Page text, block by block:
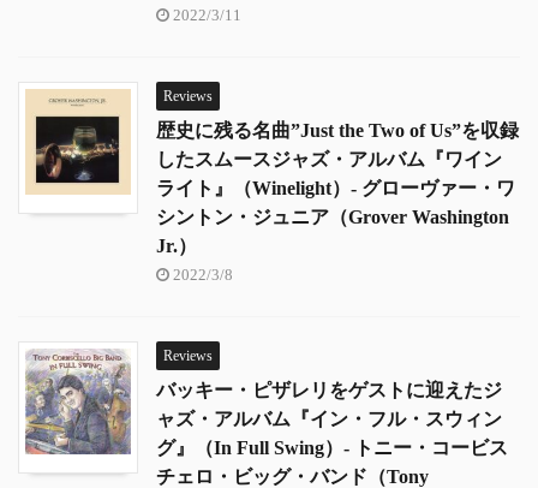
2022/3/11
Reviews
歴史に残る名曲”Just the Two of Us”を収録
したスムースジャズ・アルバム『ワイン
ライト』（Winelight）- グローヴァー・ワ
シントン・ジュニア（Grover Washington
Jr.）
2022/3/8
Reviews
バッキー・ピザレリをゲストに迎えたジ
ャズ・アルバム『イン・フル・スウィン
グ』（In Full Swing）- トニー・コービス
チェロ・ビッグ・バンド（Tony